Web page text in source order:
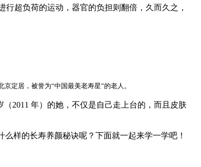
超负荷的运动，器官的负担则翻倍，久而久之，
定居，被誉为“中国最美老寿星”的老人。
2011 年）的她，不仅是自己走上台的，而且皮肤
样的长寿养颜秘诀呢？下面就一起来学一学吧！